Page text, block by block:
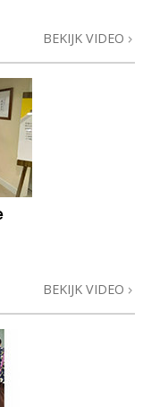
BEKIJK VIDEO
BEKIJK VIDEO